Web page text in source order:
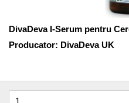
DivaDeva I-Serum pentru
Producator: DivaDeva UK